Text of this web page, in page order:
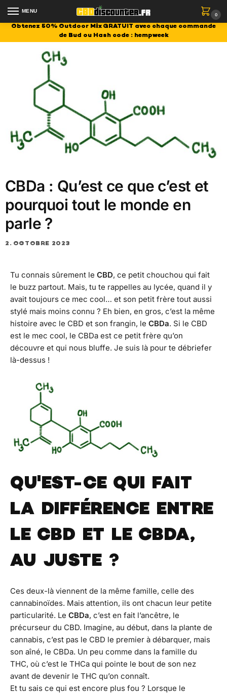
MENU
0
Obtenez 50% Outdoor Mix GRATUIT avec chaque commande
de Bud ou Hash code : hempweek
CBDa : Qu’est ce que c’est et
pourquoi tout le monde en
parle ?
2. OCTOBRE 2023
Tu connais sûrement le CBD, ce petit chouchou qui fait
le buzz partout. Mais, tu te rappelles au lycée, quand il y
avait toujours ce mec cool… et son petit frère tout aussi
stylé mais moins connu ? Eh bien, en gros, c’est la même
histoire avec le CBD et son frangin, le CBDa. Si le CBD
est le mec cool, le CBDa est ce petit frère qu’on
découvre et qui nous bluffe. Je suis là pour te débriefer
là-dessus !
QU'EST-CE QUI FAIT
LA DIFFÉRENCE ENTRE
LE CBD ET LE CBDA,
AU JUSTE ?
Ces deux-là viennent de la même famille, celle des
cannabinoïdes. Mais attention, ils ont chacun leur petite
particularité. Le CBDa, c’est en fait l’ancêtre, le
précurseur du CBD. Imagine, au début, dans la plante de
cannabis, c’est pas le CBD le premier à débarquer, mais
son aîné, le CBDa. Un peu comme dans la famille du
THC, où c’est le THCa qui pointe le bout de son nez
avant de devenir le THC qu’on connaît.
Et tu sais ce qui est encore plus fou ? Lorsque le